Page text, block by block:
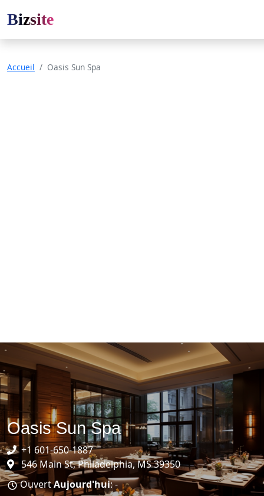
Bizsite
Accueil Oasis Sun Spa
Oasis Sun Spa
+1 601-650-1887
546 Main St, Philadelphia, MS 39350
OuvertAujourd'hui: -